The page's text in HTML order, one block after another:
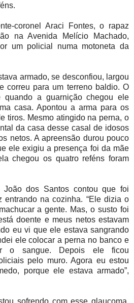
coronel Araci Fontes, o rapaz
na Avenida Melício Machado,
um policial numa motoneta da
armado, se desconfiou, largou
correu para um terreno baldio. O
quando a guarnição chegou ele
casa. Apontou a arma para os
tiros. Mesmo atingido na perna, o
da casa desse casal de idosos
netos. A apreensão durou pouco
ele exigiu a presença foi da mãe
chegou os quatro reféns foram
João dos Santos contou que foi
entrando na cozinha. “Ele dizia o
a gente. Mas, o susto foi
doente e meus netos estavam
eu vi que ele estava sangrando
ele colocar a perna no banco e
o sangue. Depois ele ficou
pelo muro. Agora eu estou
porque ele estava armado”,
sofrendo com esse glaucoma.